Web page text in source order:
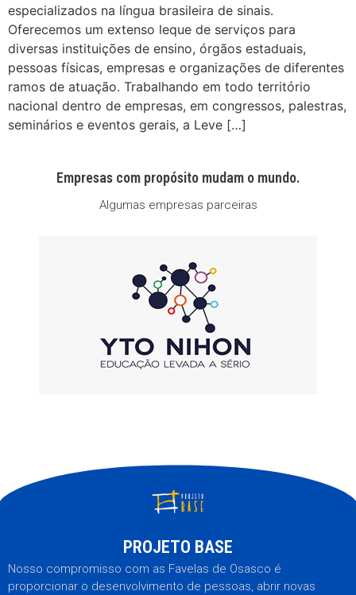
especializados na língua brasileira de sinais.
Oferecemos um extenso leque de serviços para
diversas instituições de ensino, órgãos estaduais,
pessoas físicas, empresas e organizações de diferentes
ramos de atuação. Trabalhando em todo território
nacional dentro de empresas, em congressos, palestras,
seminários e eventos gerais, a Leve […]
Empresas com propósito mudam o mundo.
Algumas empresas parceiras
PROJETO BASE
Nosso compromisso com as Favelas de Osasco é
proporcionar o desenvolvimento de pessoas, abrir novas